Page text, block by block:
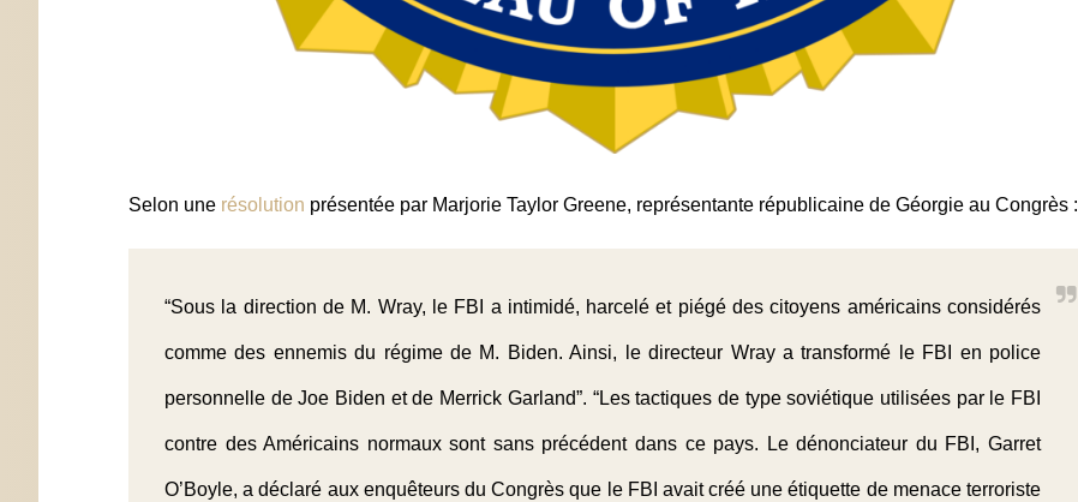
Selon une résolution présentée par Marjorie Taylor Greene, représentante républicaine de Géorgie au Congrès :
“Sous la direction de M. Wray, le FBI a intimidé, harcelé et piégé des citoyens américains considérés
comme des ennemis du régime de M. Biden. Ainsi, le directeur Wray a transformé le FBI en police
personnelle de Joe Biden et de Merrick Garland”. “Les tactiques de type soviétique utilisées par le FBI
contre des Américains normaux sont sans précédent dans ce pays. Le dénonciateur du FBI, Garret
O’Boyle, a déclaré aux enquêteurs du Congrès que le FBI avait créé une étiquette de menace terroriste